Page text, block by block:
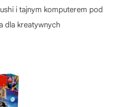
i tajnym komputerem pod
dla kreatywnych